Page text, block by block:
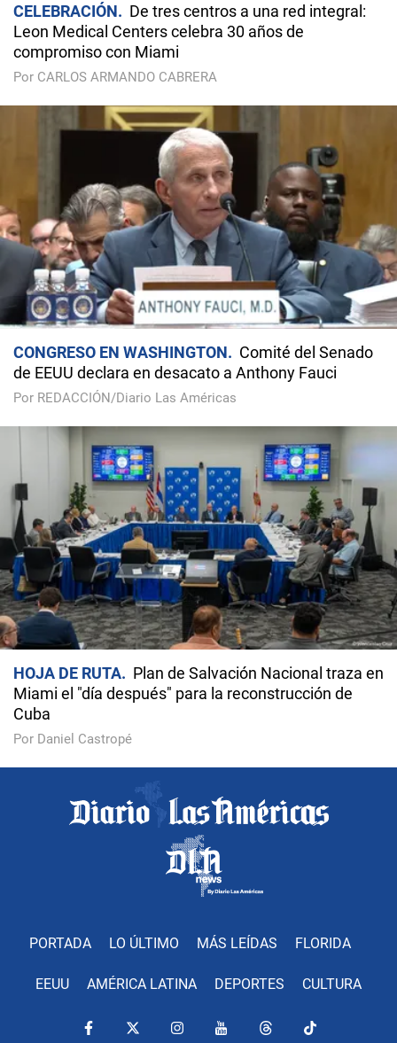
CELEBRACIÓN
De tres centros a una red integral:
Leon Medical Centers celebra 30 años de
compromiso con Miami
Por CARLOS ARMANDO CABRERA
CONGRESO EN WASHINGTON
Comité del Senado
de EEUU declara en desacato a Anthony Fauci
Por REDACCIÓN/Diario Las Américas
HOJA DE RUTA
Plan de Salvación Nacional traza en
Miami el "día después" para la reconstrucción de
Cuba
Por Daniel Castropé
PORTADA LO ÚLTIMO MÁS LEÍDAS FLORIDA
EEUU AMÉRICA LATINA DEPORTES CULTURA